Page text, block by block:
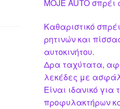
MOJE AUTO
Καθαριστικό
ρητινών και
αυτοκινήτου.
Δρα ταχύτατα,
λεκέδες με
Είναι ιδανικό
προφυλακτήρων